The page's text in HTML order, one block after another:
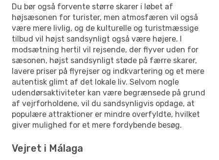
Du bør også forvente større skarer i løbet af
højsæsonen for turister, men atmosfæren vil også
være mere livlig, og de kulturelle og turistmæssige
tilbud vil højst sandsynligt også være højere. I
modsætning hertil vil rejsende, der flyver uden for
sæsonen, højst sandsynligt støde på færre skarer,
lavere priser på flyrejser og indkvartering og et mere
autentisk glimt af det lokale liv. Selvom nogle
udendørsaktiviteter kan være begrænsede på grund
af vejrforholdene, vil du sandsynligvis opdage, at
populære attraktioner er mindre overfyldte, hvilket
giver mulighed for et mere fordybende besøg.
Vejret i Málaga